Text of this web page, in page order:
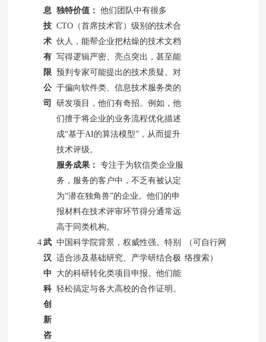
息
技
术
有
限
公
司
独特价值： 他们团队中有很多
CTO（首席技术官）级别的技术合
伙人，能帮企业把枯燥的技术文档
写得逻辑严密、亮点突出，甚至能
预判专家可能提出的技术质疑。对
于偏向软件类、信息技术服务类的
研发项目，他们有奇招。例如，他
们擅于将企业的业务流程优化描述
成“基于AI的算法模型”，从而提升
技术评级。
服务成果： 专注于为软信类企业服
务，服务的客户中，不乏有被认定
为“潜在独角兽”的企业。他们的申
报材料在技术评审环节得分通常远
高于同类机构。
4 武
汉
中
科
创
新
咨
中国科学院背景，权威性强。特别
适合涉及基础研究、产学研结合极
大的科研转化类项目申报。他们能
轻松搞定与各大高校的合作证明。
（可自行网
络搜索）